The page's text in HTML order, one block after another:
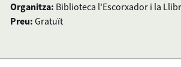
Organitza: Biblioteca l'Escorxador i la
Preu: Gratuït